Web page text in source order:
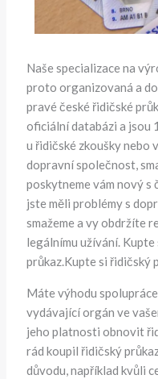
Naše specializace na
proto organizovaná a
pravé české řidičské
oficiální databázi a jsou
u řidičské zkoušky nebo
dopravní společnost,
poskytneme vám nový s
jste měli problémy s
smažeme a vy obdržíte
legálnímu užívání.
průkaz.Kupte si řidičský
Máte výhodu
vydávající orgán ve
jeho platnosti obnovit
rád koupil řidičský
důvodu, například kvůli